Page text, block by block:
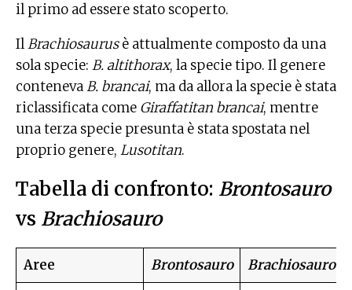
il primo ad essere stato scoperto.
IlBrachiosaurusè attualmente composto da una
sola specie: B. altithorax, la specie tipo. Il genere
contenevaB. brancai, ma da allora la specie è stata
riclassificata come Giraffatitan brancai, mentre
una terza specie presunta è stata spostata nel
proprio genere, Lusotitan.
Tabella di confronto: Brontosauro
vs Brachiosauro
Aree Brontosauro Brachiosauro